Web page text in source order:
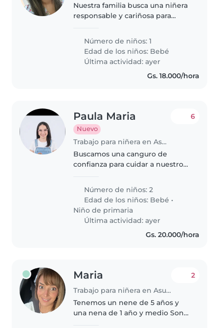
Nuestra familia busca una niñera
responsable y cariñosa para
jugar y acompañar a bebés
curiosos. Preferible que se..
Número de niños: 1
Edad de los niños: Bebé
Última actividad: ayer
Gs. 18.000/hora
Paula Maria
Nuevo
Trabajo para niñera en Asunción
6
Buscamos una canguro de
confianza para cuidar a nuestros
niño de primaria. Ideal que
disfrute con labores del hogar y
tenga experiencia con niños
tranquilos..
Número de niños: 2
Edad de los niños: Bebé •
Niño de primaria
Última actividad: ayer
Gs. 20.000/hora
Maria
Trabajo para niñera en Asunción
2
Tenemos un nene de 5 años y
una nena de 1 año y medio Son